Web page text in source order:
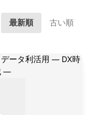
最新順 古い順